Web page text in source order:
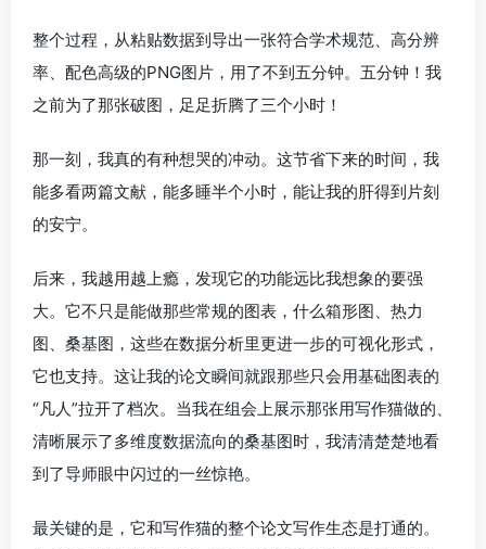
整个过程，从粘贴数据到导出一张符合学术规范、高分辨
率、配色高级的PNG图片，用了不到五分钟。五分钟！我
之前为了那张破图，足足折腾了三个小时！
那一刻，我真的有种想哭的冲动。这节省下来的时间，我
能多看两篇文献，能多睡半个小时，能让我的肝得到片刻
的安宁。
后来，我越用越上瘾，发现它的功能远比我想象的要强
大。它不只是能做那些常规的图表，什么箱形图、热力
图、桑基图，这些在数据分析里更进一步的可视化形式，
它也支持。这让我的论文瞬间就跟那些只会用基础图表的
“凡人”拉开了档次。当我在组会上展示那张用写作猫做的、
清晰展示了多维度数据流向的桑基图时，我清清楚楚地看
到了导师眼中闪过的一丝惊艳。
最关键的是，它和写作猫的整个论文写作生态是打通的。